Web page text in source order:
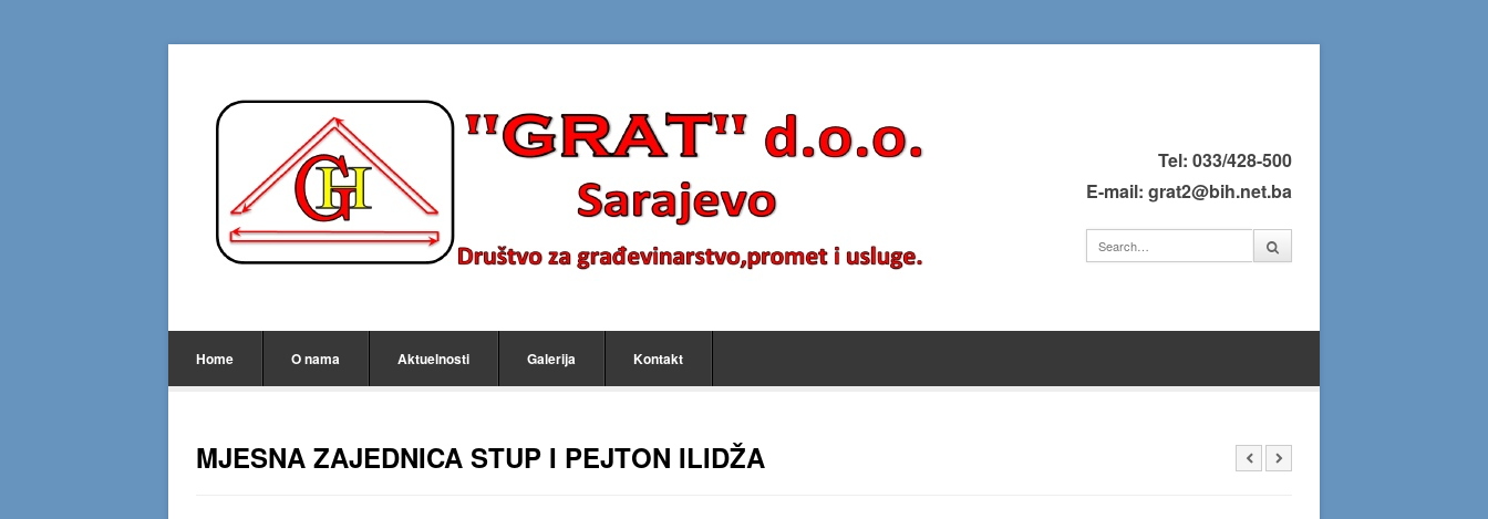
Tel: 033/428-500
E-mail: grat2@bih.net.ba
Home O nama Aktuelnosti Galerija Kontakt
MJESNA ZAJEDNICA STUP I PEJTON ILIDŽA